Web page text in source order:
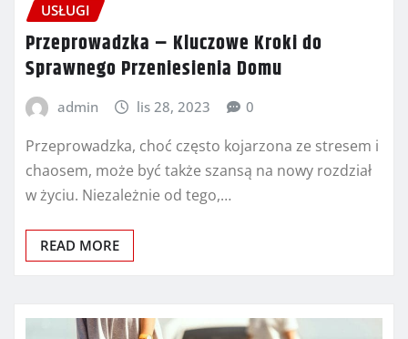
USŁUGI
Przeprowadzka – Kluczowe Kroki do
Sprawnego Przeniesienia Domu
admin lis 28, 2023 0
Przeprowadzka, choć często kojarzona ze stresem i
chaosem, może być także szansą na nowy rozdział
w życiu. Niezależnie od tego,…
READ MORE